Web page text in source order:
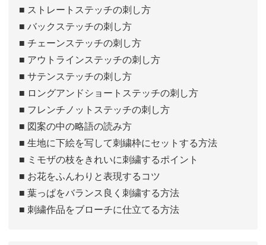
■ ストレートステッチの刺し方
■ バックステッチの刺し方
■ チェーンステッチの刺し方
■ アウトラインステッチの刺し方
■ サテンステッチの刺し方
■ ロングアンドショートステッチの刺し方
■ フレンチノットステッチの刺し方
■ 図案の中の略語の読み方
■ 生地に下絵を写して刺繍枠にセットする方法
■ ミモザの枝をきれいに刺繍するポイント
■ お花をふんわりと表現するコツ
■ 葉っぱをバランス良く刺繍する方法
■ 刺繍作品をブローチに仕立てる方法